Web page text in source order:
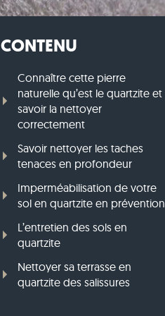
Bordures en pierre calcaire
Bordures en gneiss
Vidéos
CONTENU
Connaître cette pierre
naturelle qu’est le quartzite et
savoir la nettoyer
correctement
Savoir nettoyer les taches
tenaces en profondeur
Imperméabilisation de votre
sol en quartzite en prévention
L’entretien des sols en
quartzite
Nettoyer sa terrasse en
quartzite des salissures